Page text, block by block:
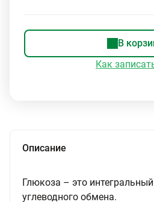
В
Как
Описание
Глюкоза – это
углеводного обмена.